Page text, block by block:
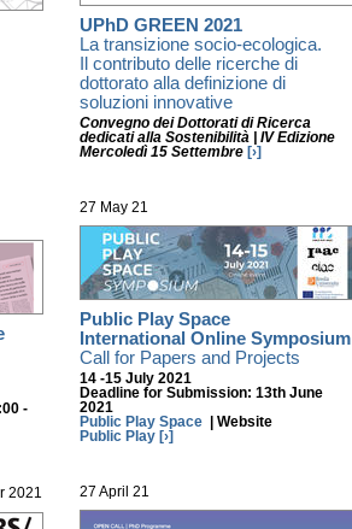
-
2021
UPhD GREEN 2021
La transizione socio-ecologica.
Il contributo delle ricerche di
dottorato alla definizione di
soluzioni innovative
Convegno dei Dottorati di Ricerca
dedicati alla Sostenibilità | IV Edizione
Mercoledì 15 Settembre [›]
27 May 21
Public Play Space
International Online Symposium
Call for Papers and Projects
14 -15 July 2021
Deadline for Submission: 13th June
2021
Public Play Space
| Website
Public Play [›]
27 April 21